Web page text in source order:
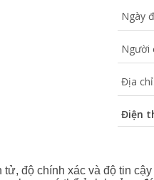
Ngày
Người
Địa chỉ:
Điện
tử, độ chính xác và độ tin